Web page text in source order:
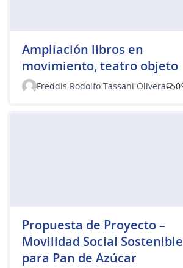
Ampliación libros en
movimiento, teatro objeto
Freddis Rodolfo Tassani Olivera
0
Propuesta de Proyecto –
Movilidad Social Sostenible
para Pan de Azúcar